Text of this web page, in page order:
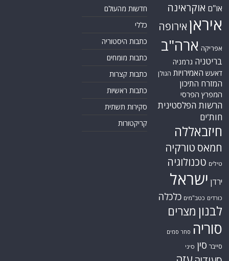
או"ם אוקראינה
איראן אירופה
אפריקה ארה"ב
בריטניה גרמניה
דאעש האמירויות הגולן
המזרח התיכון
המפרץ הפרסי
הרשות הפלסטינית
חות'ים
חיזבאללה
חמאס טורקיה
טילים טכנולוגיה
ירדן ישראל
כורדים כטב"מים כלכלה
לבנון מצרים
סוריה סחר סמים
סייבר סין סיני
חדשות מהעולם
כללי
כתבות היסטוריה
כתבות מומחים
כתבות קצרות
כתבות ראשיות
סקירות תשתית
קריקטורות